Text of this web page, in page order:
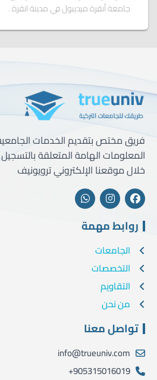
جامعة أنقرة ميديبول في مدينة انقرة .
فريق مختص بتقديم الخدمات
المعلومات الهامة المتعلقة
خلال موقعنا الإلكتروني ترويونيف
روابط مهمة
الجامعات
التخصصات
التقاويم
من نحن
تواصل معنا
info@trueuniv.com
905315016019+